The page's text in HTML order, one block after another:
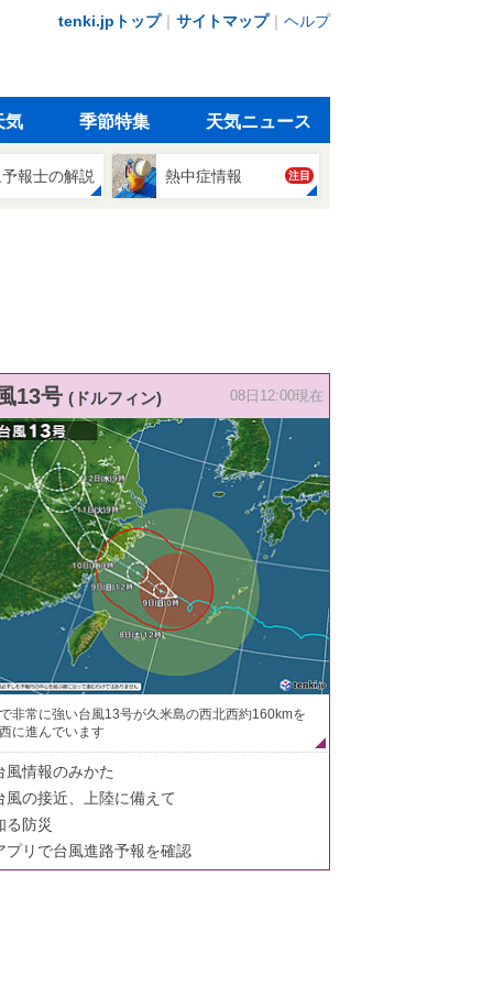
tenki.jpトップ｜ サイトマップ｜ ヘルプ
気 季節特集 天気ニュース
報士の解説 熱中症情報 注目
13号 (ドルフィン) 08日12:00現在
非常に強い台風13号が久米島の西北西約160kmを
に進んでいます
風情報のみかた
風の接近、上陸に備えて
る防災
プリで台風進路予報を確認